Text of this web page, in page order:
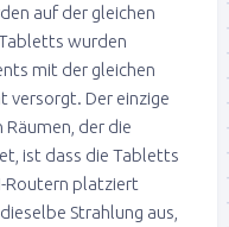
auf der gleichen
wurden
mit der gleichen
versorgt. Der einzige
der die
ist dass die Tabletts
Routern platziert
Strahlung aus,